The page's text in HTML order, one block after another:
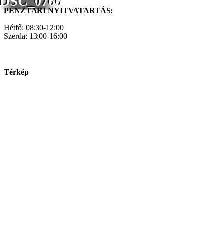
PÉNZTÁRI NYITVATARTÁS:
Hétfő: 08:30-12:00
Szerda: 13:00-16:00
Térkép